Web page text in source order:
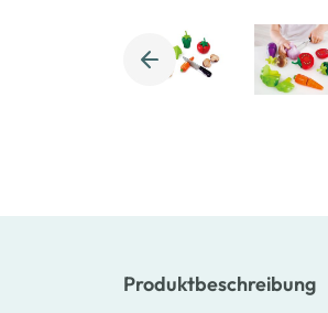
Produktbeschreibung